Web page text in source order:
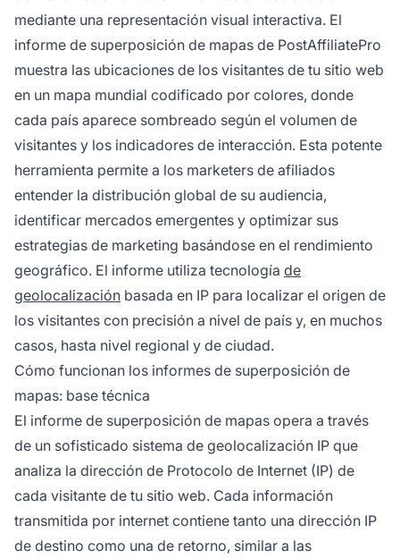
mediante una representación visual interactiva. El
informe de superposición de mapas de PostAffiliatePro
muestra las ubicaciones de los visitantes de tu sitio web
en un mapa mundial codificado por colores, donde
cada país aparece sombreado según el volumen de
visitantes y los indicadores de interacción. Esta potente
herramienta permite a los marketers de afiliados
entender la distribución global de su audiencia,
identificar mercados emergentes y optimizar sus
estrategias de marketing basándose en el rendimiento
geográfico. El informe utiliza tecnología de
geolocalización basada en IP para localizar el origen de
los visitantes con precisión a nivel de país y, en muchos
casos, hasta nivel regional y de ciudad.
Cómo funcionan los informes de superposición de
mapas: base técnica
El informe de superposición de mapas opera a través
de un sofisticado sistema de geolocalización IP que
analiza la dirección de Protocolo de Internet (IP) de
cada visitante de tu sitio web. Cada información
transmitida por internet contiene tanto una dirección IP
de destino como una de retorno, similar a las